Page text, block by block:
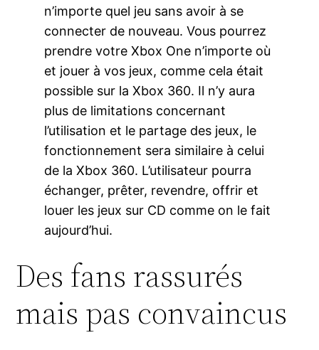
n’importe quel jeu sans avoir à se
connecter de nouveau. Vous pourrez
prendre votre Xbox One n’importe où
et jouer à vos jeux, comme cela était
possible sur la Xbox 360. Il n’y aura
plus de limitations concernant
l’utilisation et le partage des jeux, le
fonctionnement sera similaire à celui
de la Xbox 360. L’utilisateur pourra
échanger, prêter, revendre, offrir et
louer les jeux sur CD comme on le fait
aujourd’hui.
Des fans rassurés
mais pas convaincus